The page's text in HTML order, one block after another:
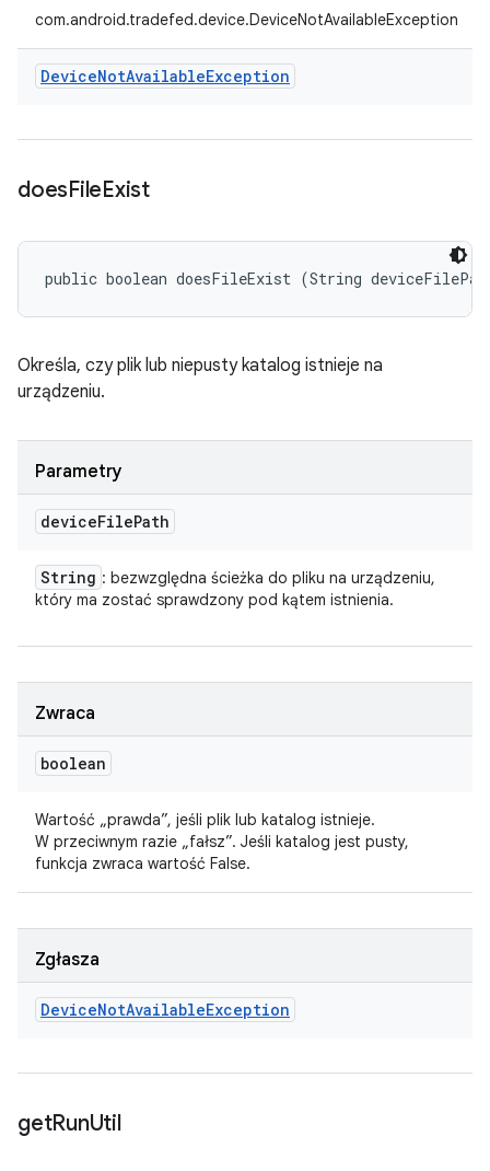
com.android.tradefed.device.DeviceNotAvailableException
DeviceNotAvailableException
doesFileExist
public boolean doesFileExist (String
Określa, czy plik lub niepusty katalog istnieje na
urządzeniu.
Parametry
deviceFilePath
String : bezwzględna ścieżka do pliku na urządzeniu,
który ma zostać sprawdzony pod kątem istnienia.
Zwraca
boolean
Wartość „prawda”, jeśli plik lub katalog istnieje.
W przeciwnym razie „fałsz”. Jeśli katalog jest pusty,
funkcja zwraca wartość False.
Zgłasza
DeviceNotAvailableException
getRunUtil